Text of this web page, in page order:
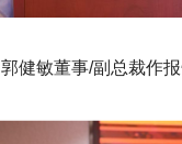
郭健敏董事/副总裁作